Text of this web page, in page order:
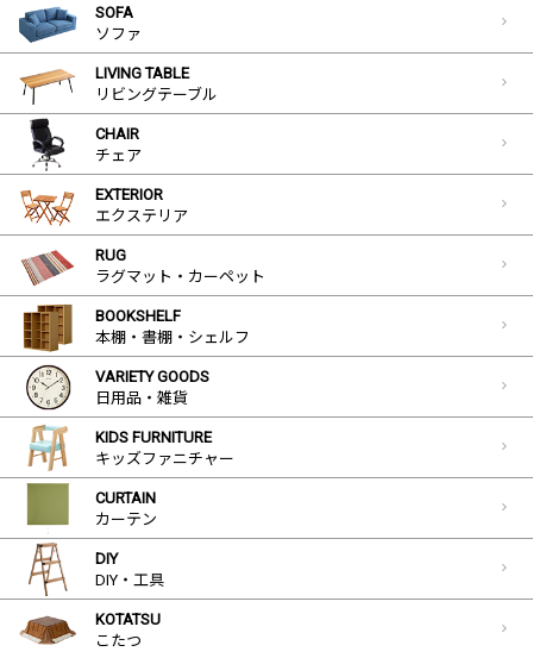
SOFA
ソファ
LIVING TABLE
リビングテーブル
CHAIR
チェア
EXTERIOR
エクステリア
RUG
ラグマット・カーペット
BOOKSHELF
本棚・書棚・シェルフ
VARIETY GOODS
日用品・雑貨
KIDS FURNITURE
キッズファニチャー
CURTAIN
カーテン
DIY
DIY・工具
KOTATSU
こたつ